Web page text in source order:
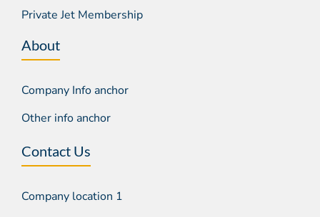
Private Jet Membership
About
Company Info anchor
Other info anchor
Contact Us
Company location 1